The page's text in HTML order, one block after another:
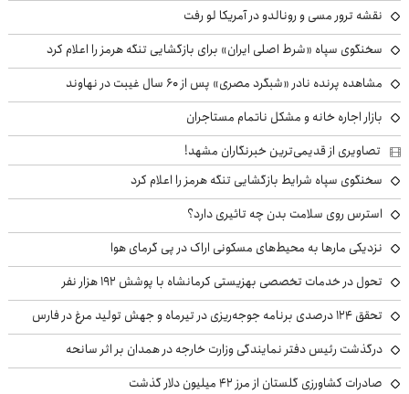
نقشه ترور مسی و رونالدو در آمریکا لو رفت
سخنگوی سپاه «شرط اصلی ایران» برای بازگشایی تنگه هرمز را اعلام کرد
مشاهده پرنده نادر «شبگرد مصری» پس از ۶۰ سال غیبت در نهاوند
بازار اجاره خانه و مشکل ناتمام مستاجران
تصاویری از قدیمی‌ترین خبرنگاران مشهد!
سخنگوی سپاه شرایط بازگشایی تنگه هرمز را اعلام کرد
استرس روی سلامت بدن چه تاثیری دارد؟
نزدیکی مارها به محیط‌های مسکونی اراک در پی گرمای هوا
تحول در خدمات تخصصی بهزیستی کرمانشاه با پوشش ۱۹۲ هزار نفر
تحقق ۱۲۴ درصدی برنامه جوجه‌ریزی در تیرماه و جهش تولید مرغ در فارس
درگذشت رئیس دفتر نمایندگی وزارت خارجه در همدان بر اثر سانحه
صادرات کشاورزی گلستان از مرز ۴۲ میلیون دلار گذشت